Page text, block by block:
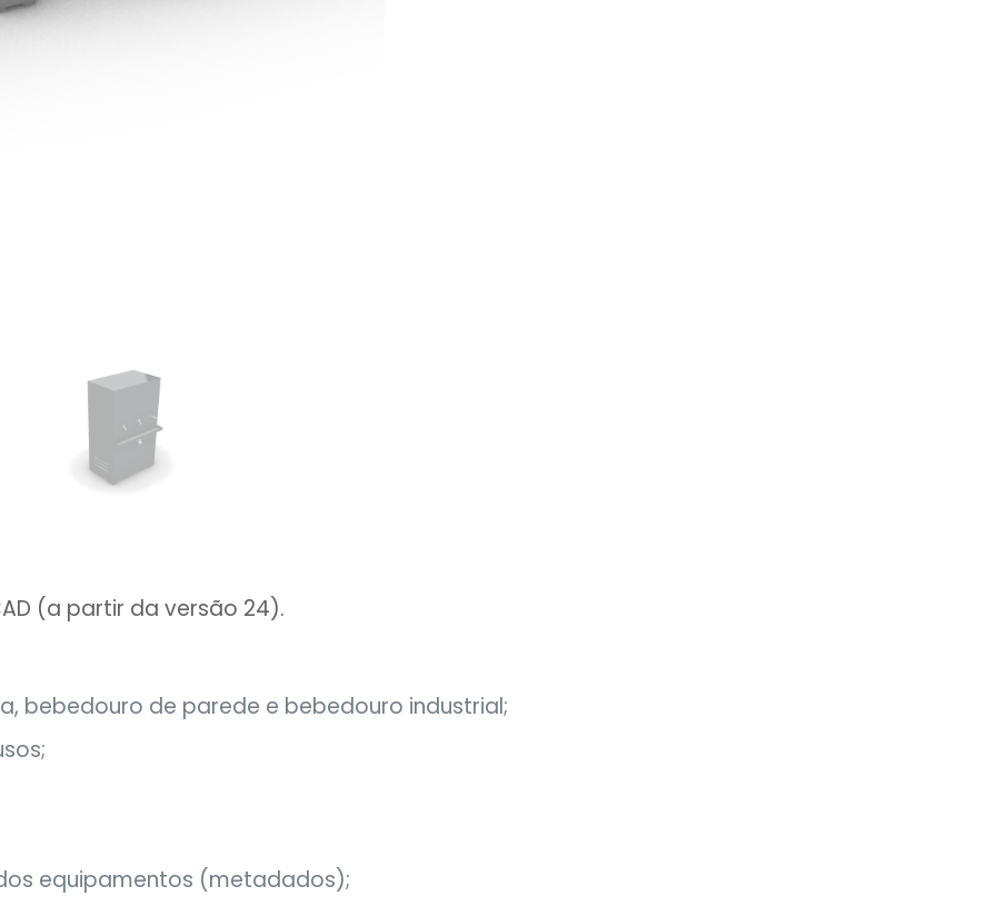
(a partir da versão 24).
bebedouro de parede e bebedouro industrial;
equipamentos (metadados);